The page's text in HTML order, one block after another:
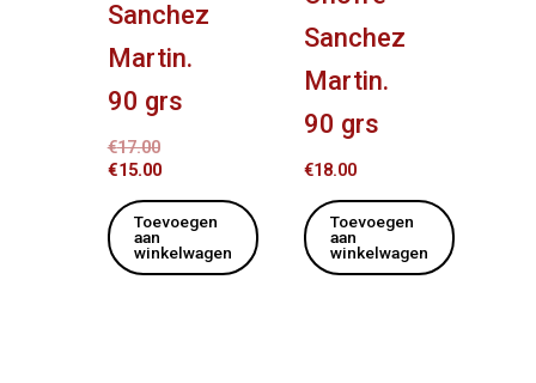
Sanchez
Martin.
90 grs
€17.00
€15.00
Toevoegen
aan
winkelwagen
Sanchez
Martin.
90 grs
€18.00
Toevoegen
aan
winkelwagen